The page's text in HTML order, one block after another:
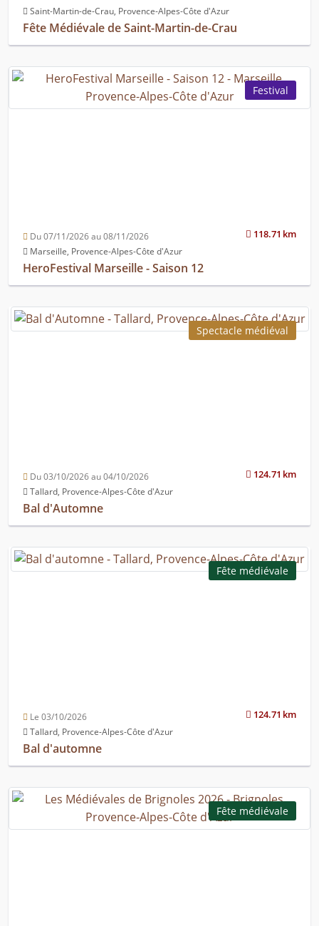
Saint-Martin-de-Crau, Provence-Alpes-Côte d'Azur
Fête Médiévale de Saint-Martin-de-Crau
Festival
118.71 km
Du 07/11/2026 au 08/11/2026
Marseille, Provence-Alpes-Côte d'Azur
HeroFestival Marseille - Saison 12
Spectacle médiéval
124.71 km
Du 03/10/2026 au 04/10/2026
Tallard, Provence-Alpes-Côte d'Azur
Bal d'Automne
Fête médiévale
124.71 km
Le 03/10/2026
Tallard, Provence-Alpes-Côte d'Azur
Bal d'automne
Fête médiévale